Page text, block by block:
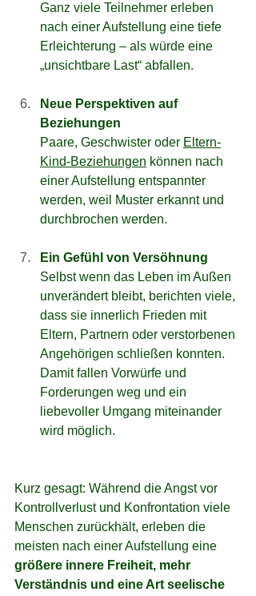
Ganz viele Teilnehmer erleben
nach einer Aufstellung eine tiefe
Erleichterung – als würde eine
„unsichtbare Last“ abfallen.
Neue Perspektiven auf
Beziehungen
Paare, Geschwister oder Eltern-
Kind-Beziehungen können nach
einer Aufstellung entspannter
werden, weil Muster erkannt und
durchbrochen werden.
Ein Gefühl von Versöhnung
Selbst wenn das Leben im Außen
unverändert bleibt, berichten viele,
dass sie innerlich Frieden mit
Eltern, Partnern oder verstorbenen
Angehörigen schließen konnten.
Damit fallen Vorwürfe und
Forderungen weg und ein
liebevoller Umgang miteinander
wird möglich.
Kurz gesagt: Während die Angst vor
Kontrollverlust und Konfrontation viele
Menschen zurückhält, erleben die
meisten nach einer Aufstellung eine
größere innere Freiheit, mehr
Verständnis und eine Art seelische